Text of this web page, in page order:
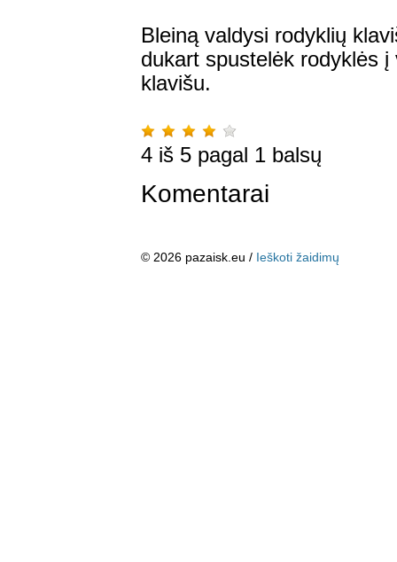
Bleiną valdysi rodyklių
dukart spustelėk rodyklės
klavišu.
4 iš 5 pagal 1 balsų
Komentarai
© 2026 pazaisk.eu / Ieškoti žaidimų